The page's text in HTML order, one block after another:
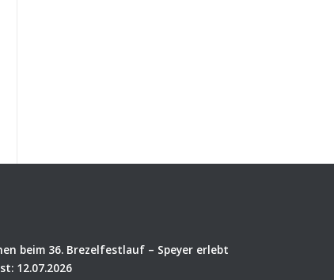
beim 36. Brezelfestlauf – Speyer erlebt
12.07.2026